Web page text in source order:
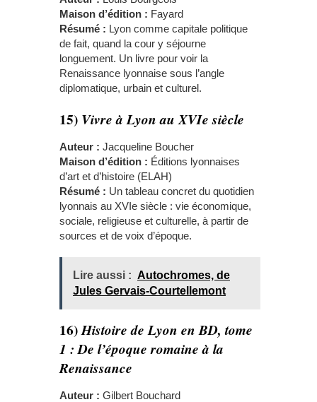
Maison d’édition : Fayard
Résumé : Lyon comme capitale politique
de fait, quand la cour y séjourne
longuement. Un livre pour voir la
Renaissance lyonnaise sous l’angle
diplomatique, urbain et culturel.
15) Vivre à Lyon au XVIe siècle
Auteur : Jacqueline Boucher
Maison d’édition : Éditions lyonnaises
d’art et d’histoire (ELAH)
Résumé : Un tableau concret du quotidien
lyonnais au XVIe siècle : vie économique,
sociale, religieuse et culturelle, à partir de
sources et de voix d’époque.
Lire aussi : Autochromes, de
Jules Gervais-Courtellemont
16)Histoire de Lyon en BD, tome
1 : De l’époque romaine à la
Renaissance
Auteur : Gilbert Bouchard